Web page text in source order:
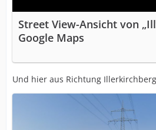
Street View-Ansicht von
Google Maps
Und hier aus Richtung